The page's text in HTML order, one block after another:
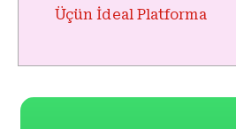
Üçün İdeal Platforma